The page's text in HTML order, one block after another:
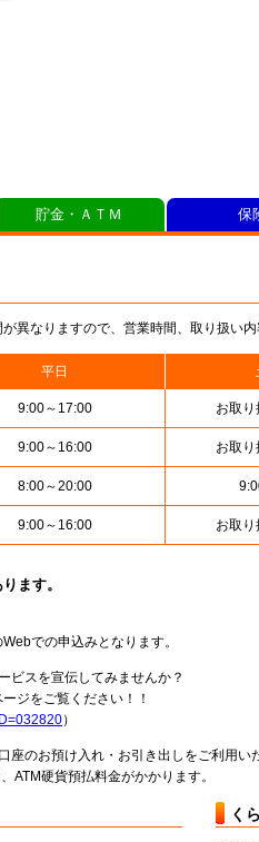
異なりますので、営業時間、取り扱い
平日
9:00～17:00 お取
9:00～16:00 お取
8:00～20:00
9:00～16:00 お取
ます。
での申込みとなります。
ビスを宣伝してみませんか？
ジをご覧ください！！
）
のお預け入れ・お引き出しをご利用い
ATM硬貨預払料金がかかります。
く
貯金・ＡＴＭ 保